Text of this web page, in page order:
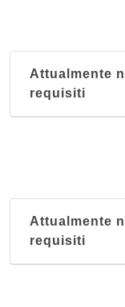
Attualmente
requisiti
Attualmente
requisiti